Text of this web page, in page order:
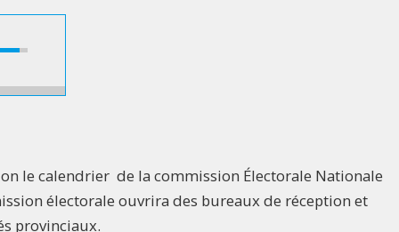
le calendrier de la commission Électorale Nationale
électorale ouvrira des bureaux de réception et
provinciaux.